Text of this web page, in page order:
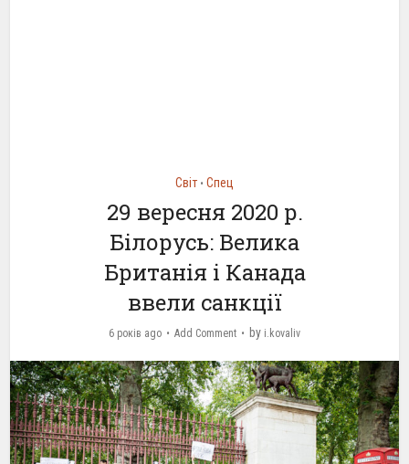
Світ • Спец
29 вересня 2020 р.
Білорусь: Велика
Британія і Канада
ввели санкції
6 років ago Add Comment by i.kovaliv